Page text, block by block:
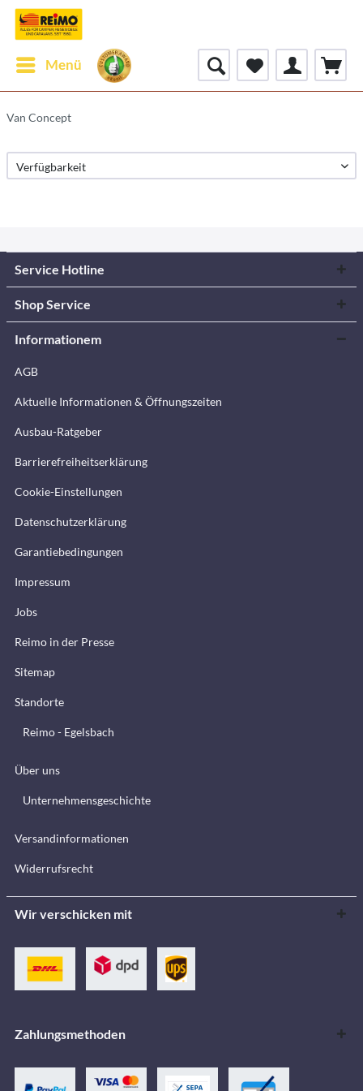
Menü
Van Concept
Service Hotline
Shop Service
Informationem
AGB
Aktuelle Informationen & Öffnungszeiten
Ausbau-Ratgeber
Barrierefreiheitserklärung
Cookie-Einstellungen
Datenschutzerklärung
Garantiebedingungen
Impressum
Jobs
Reimo in der Presse
Sitemap
Standorte
Reimo - Egelsbach
Über uns
Unternehmensgeschichte
Versandinformationen
Widerrufsrecht
Wir verschicken mit
Zahlungsmethoden